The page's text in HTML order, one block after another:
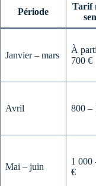
Période
Tarif
Janvier – mars
À
700 €
Avril 800 –
Mai – juin
1 000
€